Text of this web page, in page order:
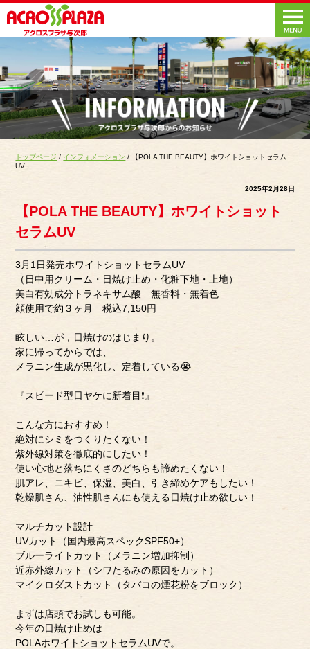
トップページ / インフォメーション / 【POLA THE BEAUTY】ホワイトショットセラム
UV
2025年2月28日
【POLA THE BEAUTY】ホワイトショット
セラムUV
3月1日発売ホワイトショットセラムUV
（日中用クリーム・日焼け止め・化粧下地・上地）
美白有効成分トラネキサム酸 無香料・無着色
顔使用で約３ヶ月 税込7,150円
眩しい…が，日焼けのはじまり。
家に帰ってからでは、
メラニン生成が黒化し、定着している😭
『スピード型日ヤケに新着目❗️』
こんな方におすすめ！
絶対にシミをつくりたくない！
紫外線対策を徹底的にしたい！
使い心地と落ちにくさのどちらも諦めたくない！
肌アレ、ニキビ、保湿、美白、引き締めケアもしたい！
乾燥肌さん、油性肌さんにも使える日焼け止め欲しい！
マルチカット設計
UVカット（国内最高スペックSPF50+）
ブルーライトカット（メラニン増加抑制）
近赤外線カット（シワたるみの原因をカット）
マイクロダストカット（タバコの煙花粉をブロック）
まずは店頭でお試しも可能。
今年の日焼け止めは
POLAホワイトショットセラムUVで。